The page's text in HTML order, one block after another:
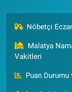
Nöbetçi
Malatya
Vakitleri
Puan